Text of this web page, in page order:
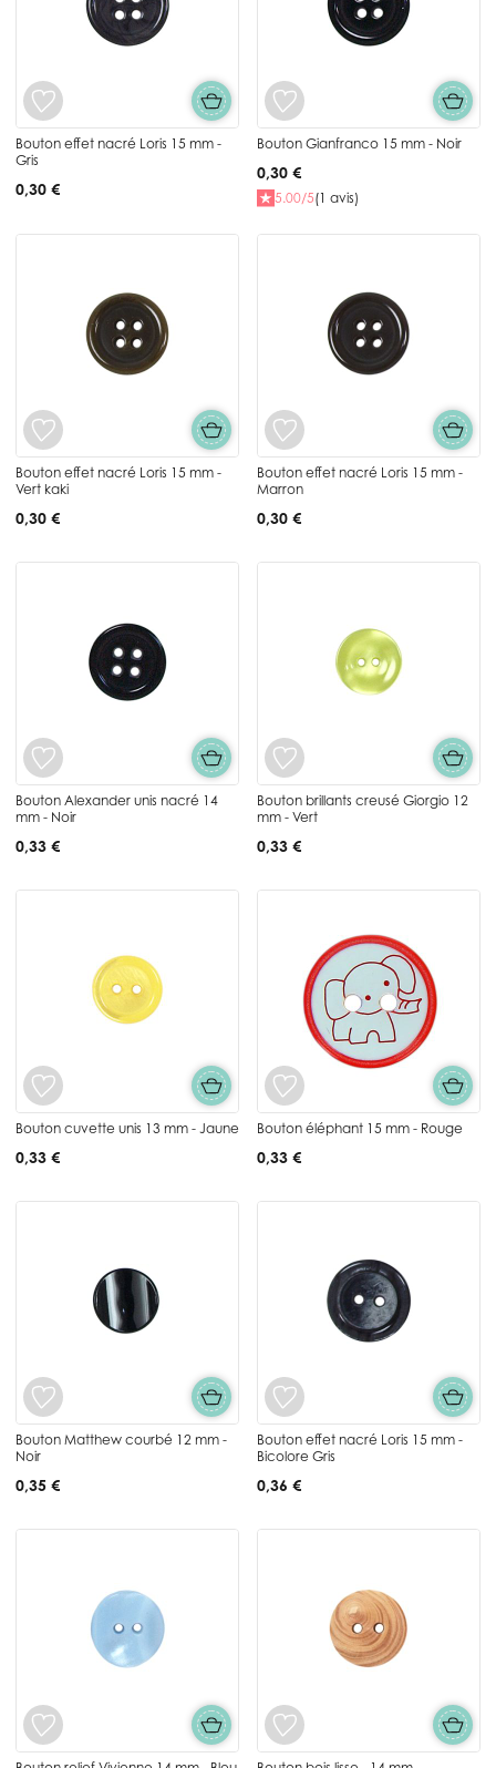
Bouton effet nacré Loris 15 mm -
Gris
0,30 €
Bouton Gianfranco 15 mm - Noir
0,30 €
5.00/5(1 avis)
Bouton effet nacré Loris 15 mm -
Vert kaki
0,30 €
Bouton effet nacré Loris 15 mm -
Marron
0,30 €
Bouton Alexander unis nacré 14
mm - Noir
0,33 €
Bouton brillants creusé Giorgio 12
mm - Vert
0,33 €
Bouton cuvette unis 13 mm - Jaune
0,33 €
Bouton éléphant 15 mm - Rouge
0,33 €
Bouton Matthew courbé 12 mm -
Noir
0,35 €
Bouton effet nacré Loris 15 mm -
Bicolore Gris
0,36 €